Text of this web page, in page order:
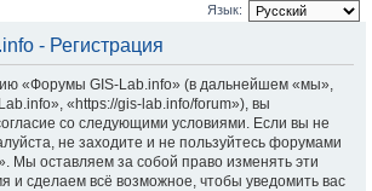
Язык:
- Регистрация
«Форумы GIS-Lab.info» (в дальнейшем «мы»,
«https://gis-lab.info/forum»), вы
со следующими условиями. Если вы не
не заходите и не пользуйтесь форумами
Мы оставляем за собой право изменять эти
и сделаем всё возможное, чтобы уведомить вас